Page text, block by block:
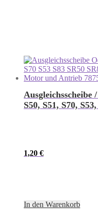
Ausgleichsscheibe
S50, S51, S70,
1,20 €
In den Warenkorb